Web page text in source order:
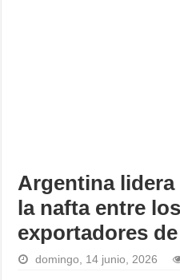
Argentina
la nafta entre
exportadores
domingo, 14 junio, 2026